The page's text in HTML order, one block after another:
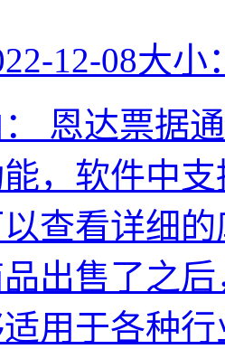
12-08大小
恩达票据
，软件中
查看详细
出售了之
用于各种